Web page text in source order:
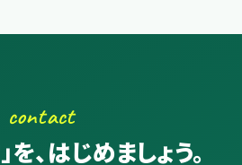
contact
を、はじめましょう。